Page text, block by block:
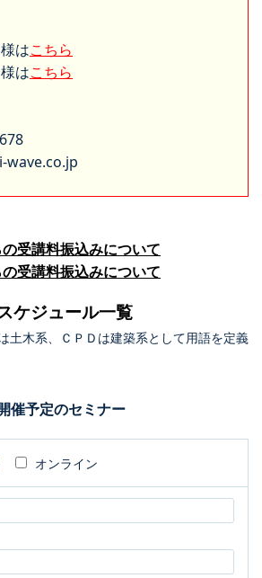
はこちら
はこちら
wave.co.jp
受講料振込みについて
受講料振込みについて
ケジュール一覧
土木系、ＣＰＤは建築系として用語を定義
催予定のセミナー
オンライン